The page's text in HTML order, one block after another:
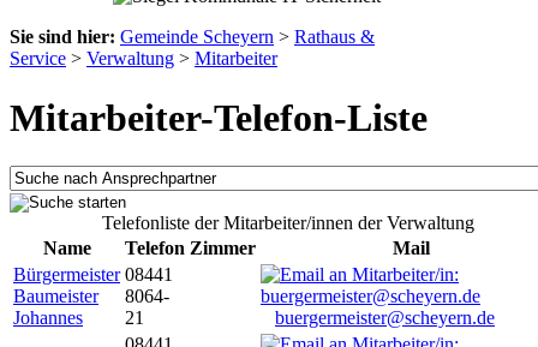
Sie sind hier: Gemeinde Scheyern > Rathaus &
Service > Verwaltung > Mitarbeiter
Mitarbeiter-Telefon-Liste
Telefonliste der Mitarbeiter/innen der Verwaltung
Name
Telefon Zimmer
Mail
Bürgermeister
Baumeister
Johannes
08441
8064-
21
buergermeister@scheyern.de